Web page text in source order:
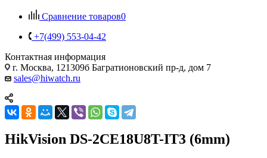
Сравнение товаров0
+7(499) 553-04-42
Контактная информация
г. Москва, 121309б Багратионовский пр-д, дом 7
sales@hiwatch.ru
HikVision DS-2CE18U8T-IT3 (6mm)